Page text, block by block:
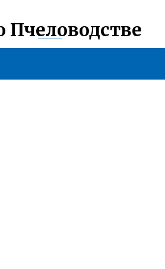
Пчеловодстве